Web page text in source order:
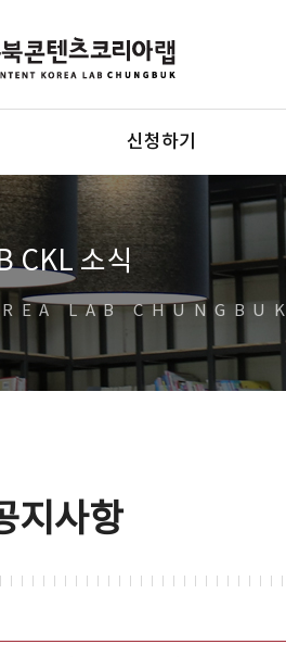
신청하기
CKL 소식
LAB CHUNGBUK
지사항